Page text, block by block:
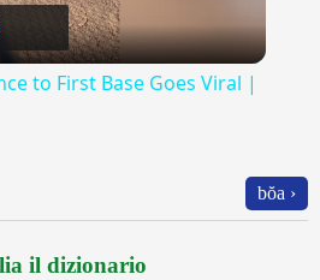
Video
to First Base Goes Viral |
bŏa ›
il dizionario